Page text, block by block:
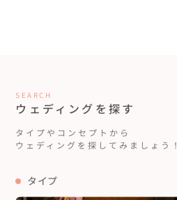
SEARCH
ウェディングを探す
タイプやコンセプトから
ウェディングを探してみましょう！
タイプ